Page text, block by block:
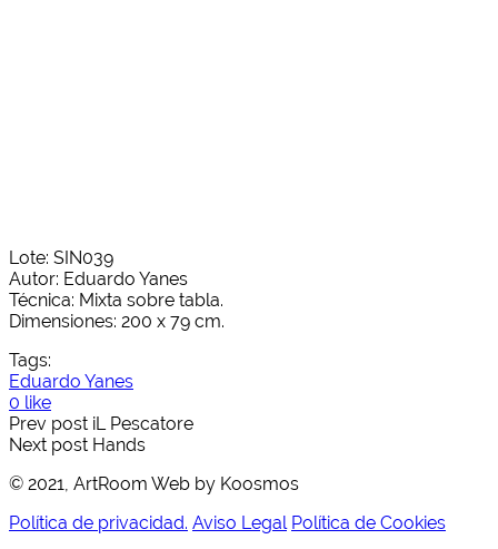
Lote: SIN039
Autor: Eduardo Yanes
Técnica: Mixta sobre tabla.
Dimensiones: 200 x 79 cm.
Tags:
Eduardo Yanes
0 like
Prev post iL Pescatore
Next post Hands
© 2021, ArtRoom Web by Koosmos
Política de privacidad. Aviso Legal Política de Cookies